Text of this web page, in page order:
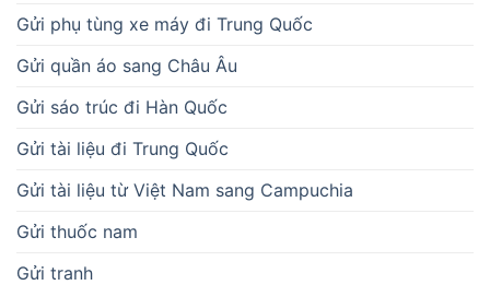
Gửi phụ tùng xe máy đi Trung Quốc
Gửi quần áo sang Châu Âu
Gửi sáo trúc đi Hàn Quốc
Gửi tài liệu đi Trung Quốc
Gửi tài liệu từ Việt Nam sang Campuchia
Gửi thuốc nam
Gửi tranh